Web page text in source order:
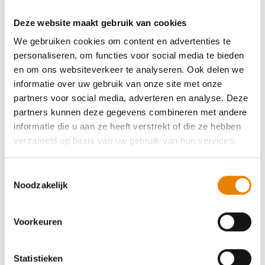
Deze website maakt gebruik van cookies
We gebruiken cookies om content en advertenties te
personaliseren, om functies voor social media te bieden
en om ons websiteverkeer te analyseren. Ook delen we
informatie over uw gebruik van onze site met onze
partners voor social media, adverteren en analyse. Deze
partners kunnen deze gegevens combineren met andere
informatie die u aan ze heeft verstrekt of die ze hebben
verzameld op basis van uw gebruik van hun services.
Noodzakelijk
Voorkeuren
Statistieken
Download
Tip: neem je zoekkaart mee naar
Vlaanderen Wandelt
Op zondag 26 april 2026 verkennen we vanuit Leuven,
Lommel, Berlare, Zedelgem en Turnhout de mooiste
hoekjes van Vlaanderen.Vlaanderen Wandelt is dé
ideale gelegenheid om kennis te maken met de
wandelsport. Ook voor gezinnen met kinderen valt er
het een voorjaarsdag boordevol plezier te worden.
Meer info over Vlaanderen Wandelt
Deel je speurwerk met